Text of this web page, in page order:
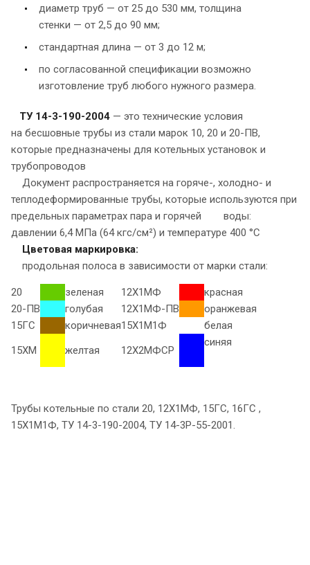
диаметр труб — от 25 до 530 мм, толщина
стенки — от 2,5 до 90 мм;
стандартная длина — от 3 до 12 м;
по согласованной спецификации возможно
изготовление труб любого нужного размера.
ТУ 14-3-190-2004 — это технические условия
на бесшовные трубы из стали марок 10, 20 и 20-ПВ,
которые предназначены для котельных установок и
трубопроводов
Документ распространяется на горяче-, холодно- и
теплодеформированные трубы, которые используются при
предельных параметрах пара и горячей воды:
давлении 6,4 МПа (64 кгс/см²) и температуре 400 °С
Цветовая маркировка:
продольная полоса в зависимости от марки стали:
20 зеленая 12Х1МФ
красная
20-ПВ
голубая 12Х1МФ-ПВ
оранжевая
15ГС
коричневая15Х1М1Ф
белая
15ХМ
желтая 12Х2МФСР
синяя
Трубы котельные по стали 20, 12Х1МФ, 15ГС, 16ГС ,
15Х1М1Ф, ТУ 14-3-190-2004, ТУ 14-3Р-55-2001.